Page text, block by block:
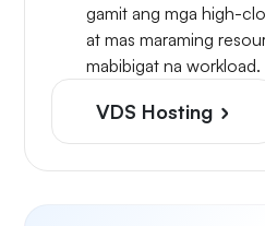
gamit ang mga high-
at mas maraming
mabibigat na workload.
VDS Hosting